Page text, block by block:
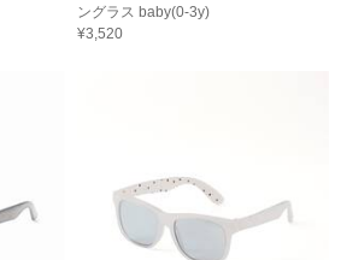
ングラス baby(0-3y)
¥3,520